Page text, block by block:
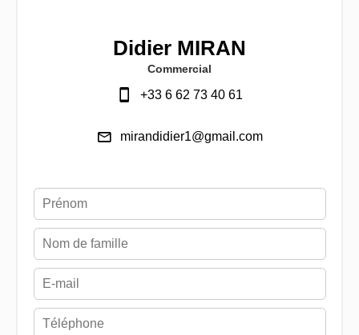
Didier MIRAN
Commercial
+33 6 62 73 40 61
mirandidier1@gmail.com